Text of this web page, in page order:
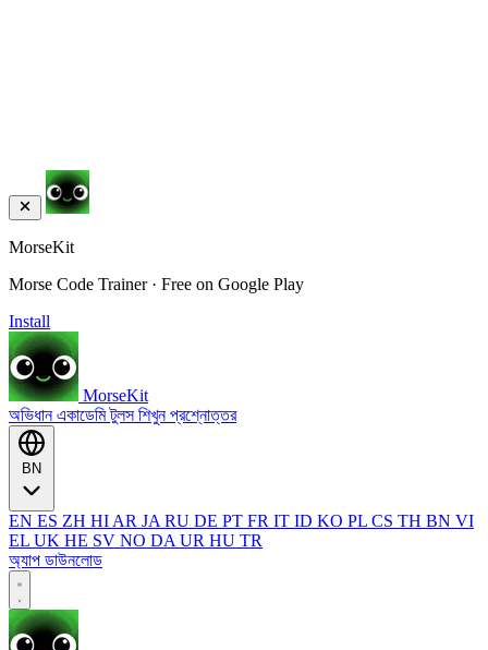
MorseKit
Morse Code Trainer · Free on Google Play
Install
MorseKit
অভিধানএকাডেমিটুলসশিখুনপ্রশ্নোত্তর
EN ES ZH HI AR JA RU DE PT FR IT ID KO PL CS TH BN VI
EL UK HE SV NO DA UR HU TR
অ্যাপ ডাউনলোড